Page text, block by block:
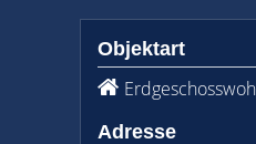
Objektart
Adresse